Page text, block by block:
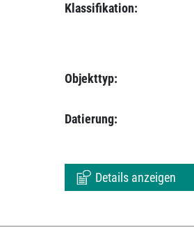
Klassifikation:
Objekttyp:
Datierung:
Details anzeigen